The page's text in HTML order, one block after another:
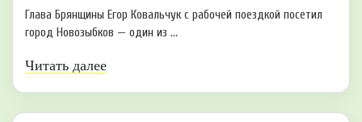
Глава Брянщины Егор Ковальчук с рабочей поездкой посетил
город Новозыбков — один из ...
Читать далее